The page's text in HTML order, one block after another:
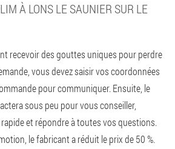
À LONS LE SAUNIER SUR LE
recevoir des gouttes uniques pour perdre
vous devez saisir vos coordonnées
pour communiquer. Ensuite, le
sous peu pour vous conseiller,
et répondre à toutes vos questions.
le fabricant a réduit le prix de 50 %.